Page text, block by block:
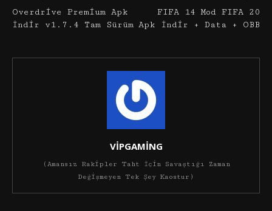
Overdrive Premium Apk
İndir v1.7.4 Tam Sürüm
FIFA 14 Mod FIFA 20
Apk İndir + Data + OBB
VİPGAMİNG
(Amansız Rakipler Taht İçin Savaştığı Zaman
Değişmeyen Tek Şey Kaostur)